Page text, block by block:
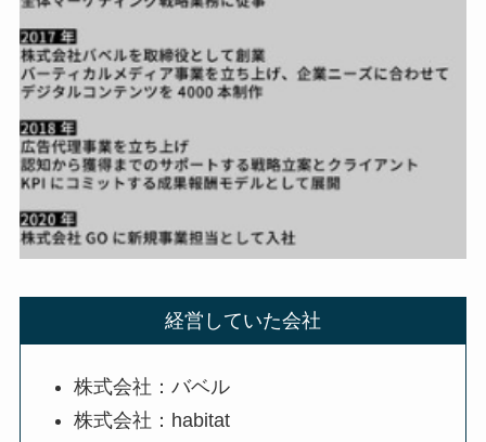
経営していた会社
株式会社：バベル
株式会社：habitat